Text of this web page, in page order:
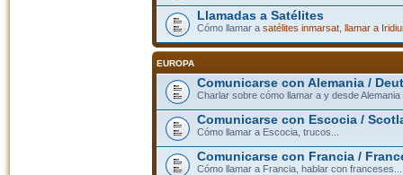
Llamadas a Satélites
Cómo llamar a satélites inmarsat, llamar a
EUROPA
Comunicarse con Alemania /
Charlar sobre cómo llamar a y desde Alemania
Comunicarse con Escocia /
Cómo llamar a Escocia, trucos...
Comunicarse con Francia /
Cómo llamar a Francia, hablar con franceses...